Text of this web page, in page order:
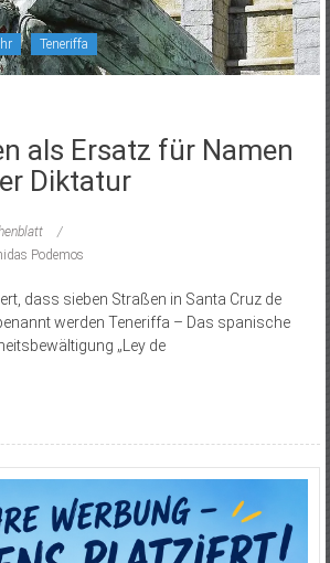
Teneriffa
als Ersatz für Namen
Diktatur
Podemos
dass sieben Straßen in Santa Cruz de
werden Teneriffa – Das spanische
„Ley de